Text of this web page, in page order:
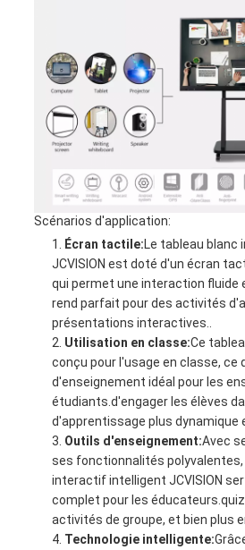
Scénarios d'application:
Écran tactile:Le tableau
JCVISION est doté d'un écran
qui permet une interaction fluide
rend parfait pour des activités
présentations interactives..
Utilisation en classe:Ce
conçu pour l'usage en classe, ce
d'enseignement idéal pour les
étudiants.d'engager les élèves
d'apprentissage plus dynamique
Outils d'enseignement:Avec
ses fonctionnalités polyvalentes,
interactif intelligent JCVISION
complet pour les
activités de groupe, et bien plus
Technologie intelligente: